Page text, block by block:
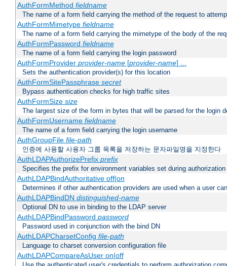
AuthFormMethod fieldname
The name of a form field carrying the method of the request to
AuthFormMimetype fieldname
The name of a form field carrying the mimetype of the body of the
AuthFormPassword fieldname
The name of a form field carrying the login password
AuthFormProvider provider-name[provider-name] ...
Sets the authentication provider(s) for this location
AuthFormSitePassphrase secret
Bypass authentication checks for high traffic sites
AuthFormSize size
The largest size of the form in bytes that will be parsed for the login
AuthFormUsername fieldname
The name of a form field carrying the login username
AuthGroupFile file-path
인증에 사용할 사용자 그룹 목록을 저장하는 문자파일명을 지정한다
AuthLDAPAuthorizePrefix prefix
Specifies the prefix for environment variables set during authorization
AuthLDAPBindAuthoritative off|on
Determines if other authentication providers are used when a user
AuthLDAPBindDN distinguished-name
Optional DN to use in binding to the LDAP server
AuthLDAPBindPassword password
Password used in conjunction with the bind DN
AuthLDAPCharsetConfig file-path
Language to charset conversion configuration file
AuthLDAPCompareAsUser on|off